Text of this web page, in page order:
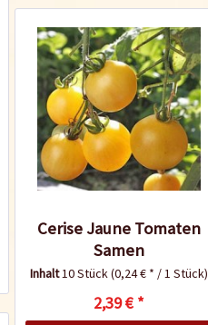
Cerise Jaune Tomaten
Samen
Inhalt10 Stück(0,24 € * / 1 Stück)
2,39 € *